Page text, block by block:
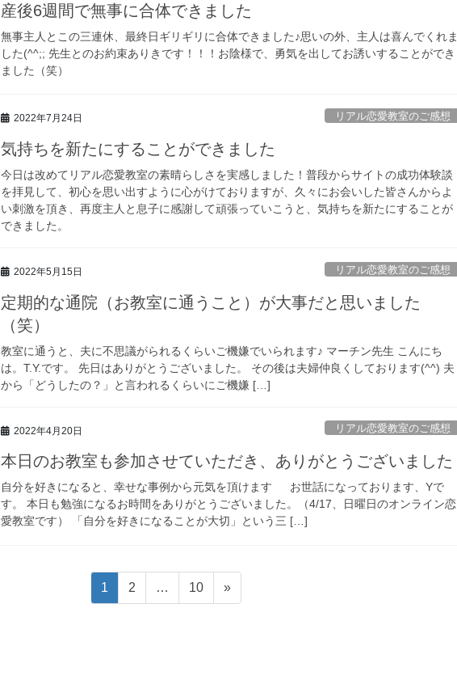
産後6週間で無事に合体できました
無事主人とこの三連休、最終日ギリギリに合体できました♪思いの外、主人は喜んでくれま
した(^^;; 先生とのお約束ありきです！！！お陰様で、勇気を出してお誘いすることができ
ました（笑）
2022年7月24日 リアル恋愛教室のご感想
気持ちを新たにすることができました
今日は改めてリアル恋愛教室の素晴らしさを実感しました！普段からサイトの成功体験談
を拝見して、初心を思い出すように心がけておりますが、久々にお会いした皆さんからよ
い刺激を頂き、再度主人と息子に感謝して頑張っていこうと、気持ちを新たにすることが
できました。
2022年5月15日 リアル恋愛教室のご感想
定期的な通院（お教室に通うこと）が大事だと思いました
（笑）
教室に通うと、夫に不思議がられるくらいご機嫌でいられます♪ マーチン先生 こんにち
は。T.Y.です。 先日はありがとうございました。 その後は夫婦仲良くしております(^^) 夫
から「どうしたの？」と言われるくらいにご機嫌 […]
2022年4月20日 リアル恋愛教室のご感想
本日のお教室も参加させていただき、ありがとうございました
自分を好きになると、幸せな事例から元気を頂けます お世話になっております、Yで
す。 本日も勉強になるお時間をありがとうございました。（4/17、日曜日のオンライン恋
愛教室です） 「自分を好きになることが大切」という三 […]
固
定
1
固
定
2 …
固
定
10 »